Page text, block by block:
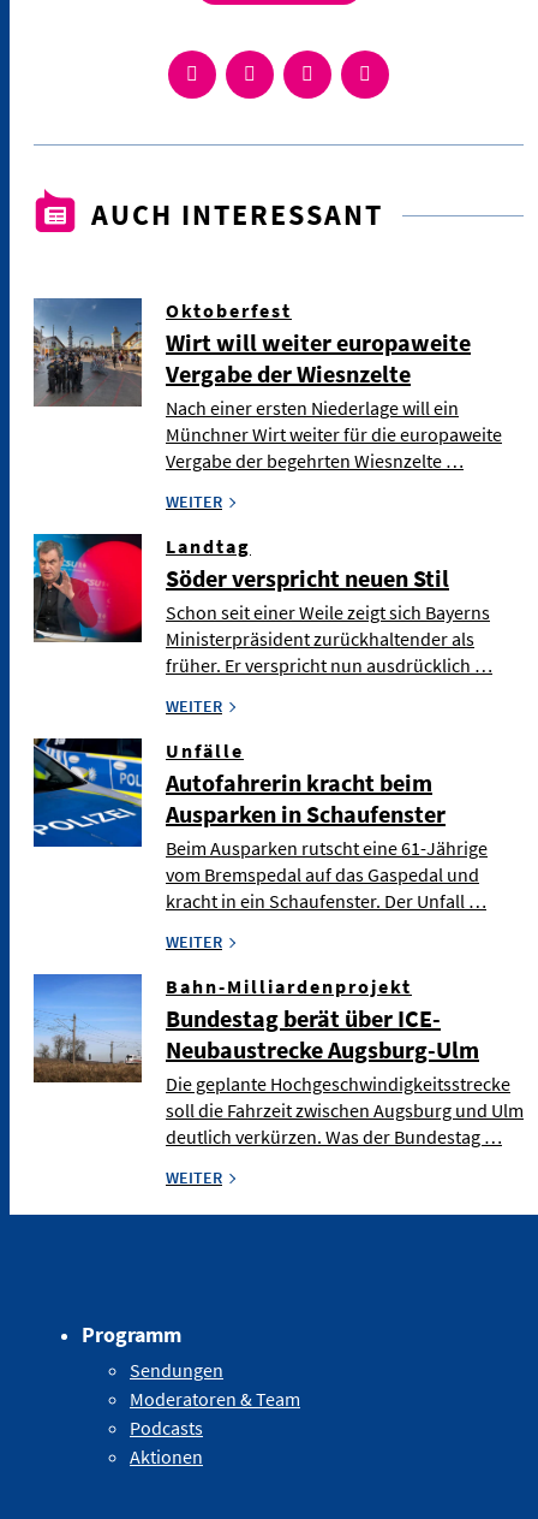
AUCH INTERESSANT
Oktoberfest
Wirt will weiter europaweite
Vergabe der Wiesnzelte
Nach einer ersten Niederlage will ein
Münchner Wirt weiter für die europaweite
Vergabe der begehrten Wiesnzelte …
WEITER
Landtag
Söder verspricht neuen Stil
Schon seit einer Weile zeigt sich Bayerns
Ministerpräsident zurückhaltender als
früher. Er verspricht nun ausdrücklich …
WEITER
Unfälle
Autofahrerin kracht beim
Ausparken in Schaufenster
Beim Ausparken rutscht eine 61-Jährige
vom Bremspedal auf das Gaspedal und
kracht in ein Schaufenster. Der Unfall …
WEITER
Bahn-Milliardenprojekt
Bundestag berät über ICE-
Neubaustrecke Augsburg-Ulm
Die geplante Hochgeschwindigkeitsstrecke
soll die Fahrzeit zwischen Augsburg und Ulm
deutlich verkürzen. Was der Bundestag …
WEITER
Programm
Sendungen
Moderatoren & Team
Podcasts
Aktionen